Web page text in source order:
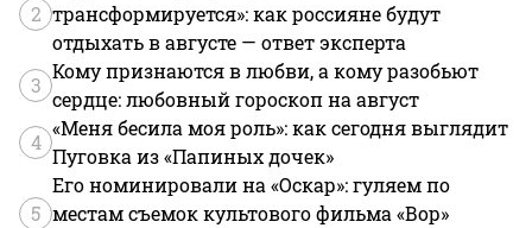
2 трансформируется»: как россияне будут
отдыхать в августе — ответ эксперта
3
Кому признаются в любви, а кому разобьют
сердце: любовный гороскоп на август
4
«Меня бесила моя роль»: как сегодня выглядит
Пуговка из «Папиных дочек»
5
Его номинировали на «Оскар»: гуляем по
местам съемок культового фильма «Вор»